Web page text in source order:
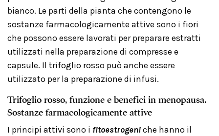
bianco. Le parti della pianta che contengono le
sostanze farmacologicamente attive sono i fiori
che possono essere lavorati per preparare estratti
utilizzati nella preparazione di compresse e
capsule. Il trifoglio rosso può anche essere
utilizzato per la preparazione di infusi.
Trifoglio rosso, funzione e benefici in menopausa.
Sostanze farmacologicamente attive
I principi attivi sono i fitoestrogeniche hanno il